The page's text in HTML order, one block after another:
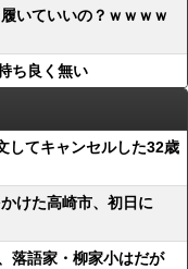
いていいの？ｗｗｗｗ
ち良く無い
してキャンセルした32歳
けた高崎市、初日に
落語家・柳家小はだが